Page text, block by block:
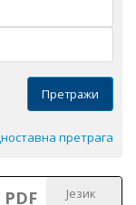
Претражи
претрага
PDF Језик